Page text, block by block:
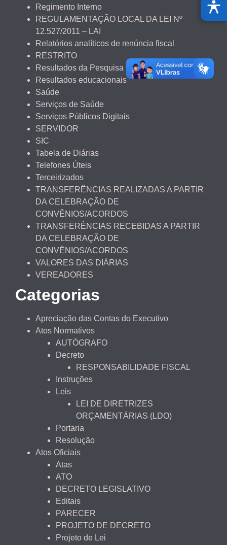
Regimento Interno
REGULAMENTAÇÃO LOCAL DA LEI Nº
12.527/2011 – LAI
Relatórios analíticos de renúncia fiscal
RESTRITO
Resultados da Pesquisa de Satisfação
Resultados educacionais
Saúde
Serviços de Saúde
Serviços Públicos Digitais
SERVIDOR
SIC
Tabela de Diárias
Telefones Úteis
Terceirizados
TRANSFERÊNCIAS REALIZADAS A PARTIR
DA CELEBRAÇÃO DE
CONVÊNIOS/ACORDOS
TRANSFERÊNCIAS RECEBIDAS A PARTIR
DA CELEBRAÇÃO DE
CONVÊNIOS/ACORDOS
VALORES DAS DIÁRIAS
VEREADORES
Categorias
Apreciação das Contas do Executivo
Atos Normativos
AUTÓGRAFO
Decreto
RESPONSABILIDADE FISCAL
Instruções
Leis
LEI DE DIRETRIZES
ORÇAMENTÁRIAS (LDO)
Portaria
Resolução
Atos Oficiais
Atas
ATO
DECRETO LEGISLATIVO
Editais
PARECER
PROJETO DE DECRETO
Projeto de Lei